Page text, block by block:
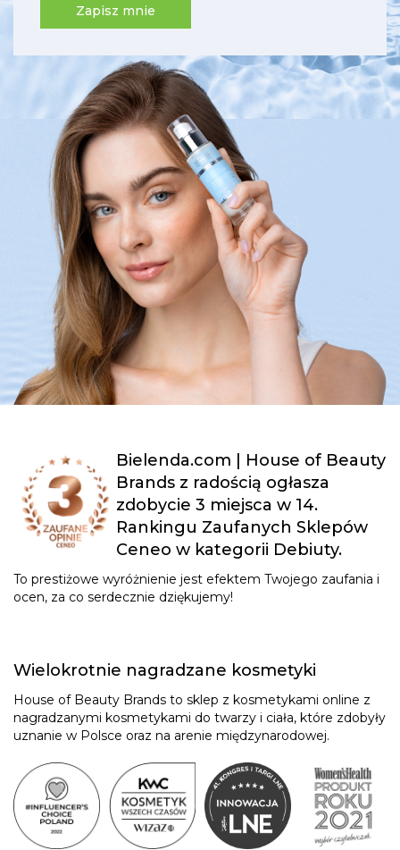
Zapisz mnie
Bielenda.com | House of Beauty
Brands z radością ogłasza
zdobycie 3 miejsca w 14.
Rankingu Zaufanych Sklepów
Ceneo w kategorii Debiuty.
To prestiżowe wyróżnienie jest efektem Twojego zaufania i
ocen, za co serdecznie dziękujemy!
Wielokrotnie nagradzane kosmetyki
House of Beauty Brands to sklep z kosmetykami online z
nagradzanymi kosmetykami do twarzy i ciała, które zdobyły
uznanie w Polsce oraz na arenie międzynarodowej.